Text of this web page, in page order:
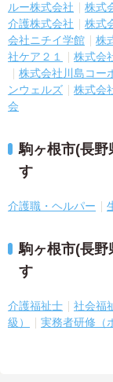
ルー株式会社
株式
介護株式会社
株式
会社ニチイ学館
株
社ケア２１
株式会
株式会社川島コー
ンウェルズ
株式会
会
駒ヶ根市(長野
す
介護職・ヘルパー
駒ヶ根市(長野
す
介護福祉士 社会福
級）
実務者研修（